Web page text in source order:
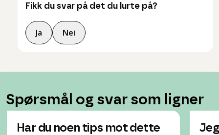
Fikk du svar på det du lurte på?
Ja Nei
Spørsmål og svar som ligner
Har du noen tips mot dette